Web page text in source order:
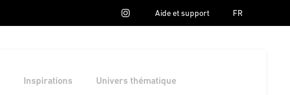
Aide et support FR
Inspirations Univers thématique